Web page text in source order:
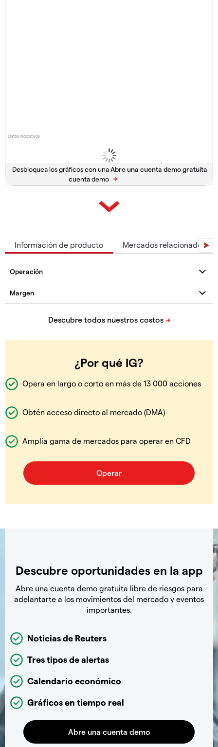
Datos indicativos
Desbloquea los gráficos con una
cuenta demo
Información de producto Mercados relacionados
¿Por qué IG?
Opera en largo o corto en más de 13 000 acciones
Obtén acceso directo al mercado (DMA)
Amplia gama de mercados para operar en CFD
Descubre oportunidades en la app
Abre una cuenta demo gratuita libre de riesgos para
adelantarte a los movimientos del mercado y eventos
importantes.
Noticias de Reuters
Tres tipos de alertas
Calendario económico
Gráficos en tiempo real